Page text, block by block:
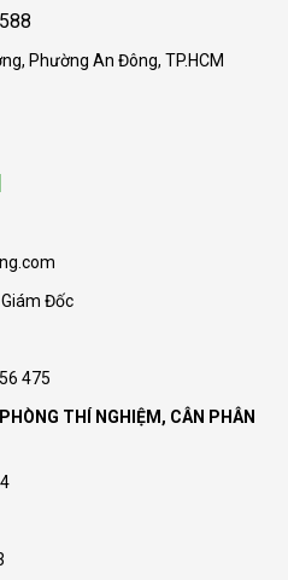
Phường An Đông, TP.HCM
Đốc
475
THÍ NGHIỆM, CÂN PHÂN